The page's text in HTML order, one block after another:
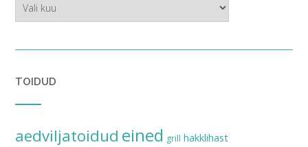
TOIDUD
aedviljatoidud eined grill hakklihast